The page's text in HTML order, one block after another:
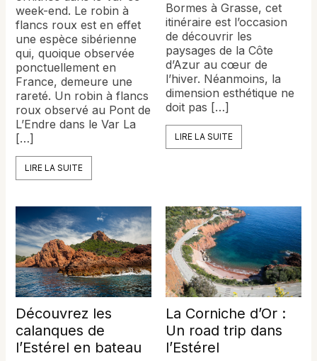
week-end. Le robin à
flancs roux est en effet
une espèce sibérienne
qui, quoique observée
ponctuellement en
France, demeure une
rareté. Un robin à flancs
roux observé au Pont de
L’Endre dans le Var La
[…]
LIRE LA SUITE
Bormes à Grasse, cet
itinéraire est l’occasion
de découvrir les
paysages de la Côte
d’Azur au cœur de
l’hiver. Néanmoins, la
dimension esthétique ne
doit pas […]
LIRE LA SUITE
Découvrez les
calanques de
l’Estérel en bateau
La Corniche d’Or :
Un road trip dans
l’Estérel